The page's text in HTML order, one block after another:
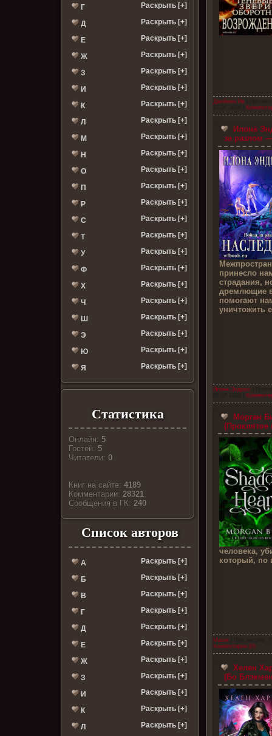
Г Раскрыть [+]
Д Раскрыть [+]
Е Раскрыть [+]
Ж Раскрыть [+]
З Раскрыть [+]
И Раскрыть [+]
К Раскрыть [+]
Л Раскрыть [+]
М Раскрыть [+]
Н Раскрыть [+]
О Раскрыть [+]
П Раскрыть [+]
Р Раскрыть [+]
С Раскрыть [+]
Т Раскрыть [+]
У Раскрыть [+]
Ф Раскрыть [+]
Х Раскрыть [+]
Ч Раскрыть [+]
Ш Раскрыть [+]
Э Раскрыть [+]
Ю Раскрыть [+]
Я Раскрыть [+]
Статистика
Онлайн: 5
Гостей: 5
Читатели:0
Книг на сайте:4189
Комментарии:28321
Cообщения в ГК:240
Список авторов
А Раскрыть [+]
Б Раскрыть [+]
В Раскрыть [+]
Г Раскрыть [+]
Д Раскрыть [+]
Е Раскрыть [+]
Ж Раскрыть [+]
З Раскрыть [+]
И Раскрыть [+]
К Раскрыть [+]
Л Раскрыть [+]
Джеймин Ив
Илона
за разлом
принесло
страдания,
дремлющие
помогают
уничтожить
Илона Эндрюс
Морган
(Проклятое
человека,
который, по
Магия
Комментарии (0)
Хелен
(Бо